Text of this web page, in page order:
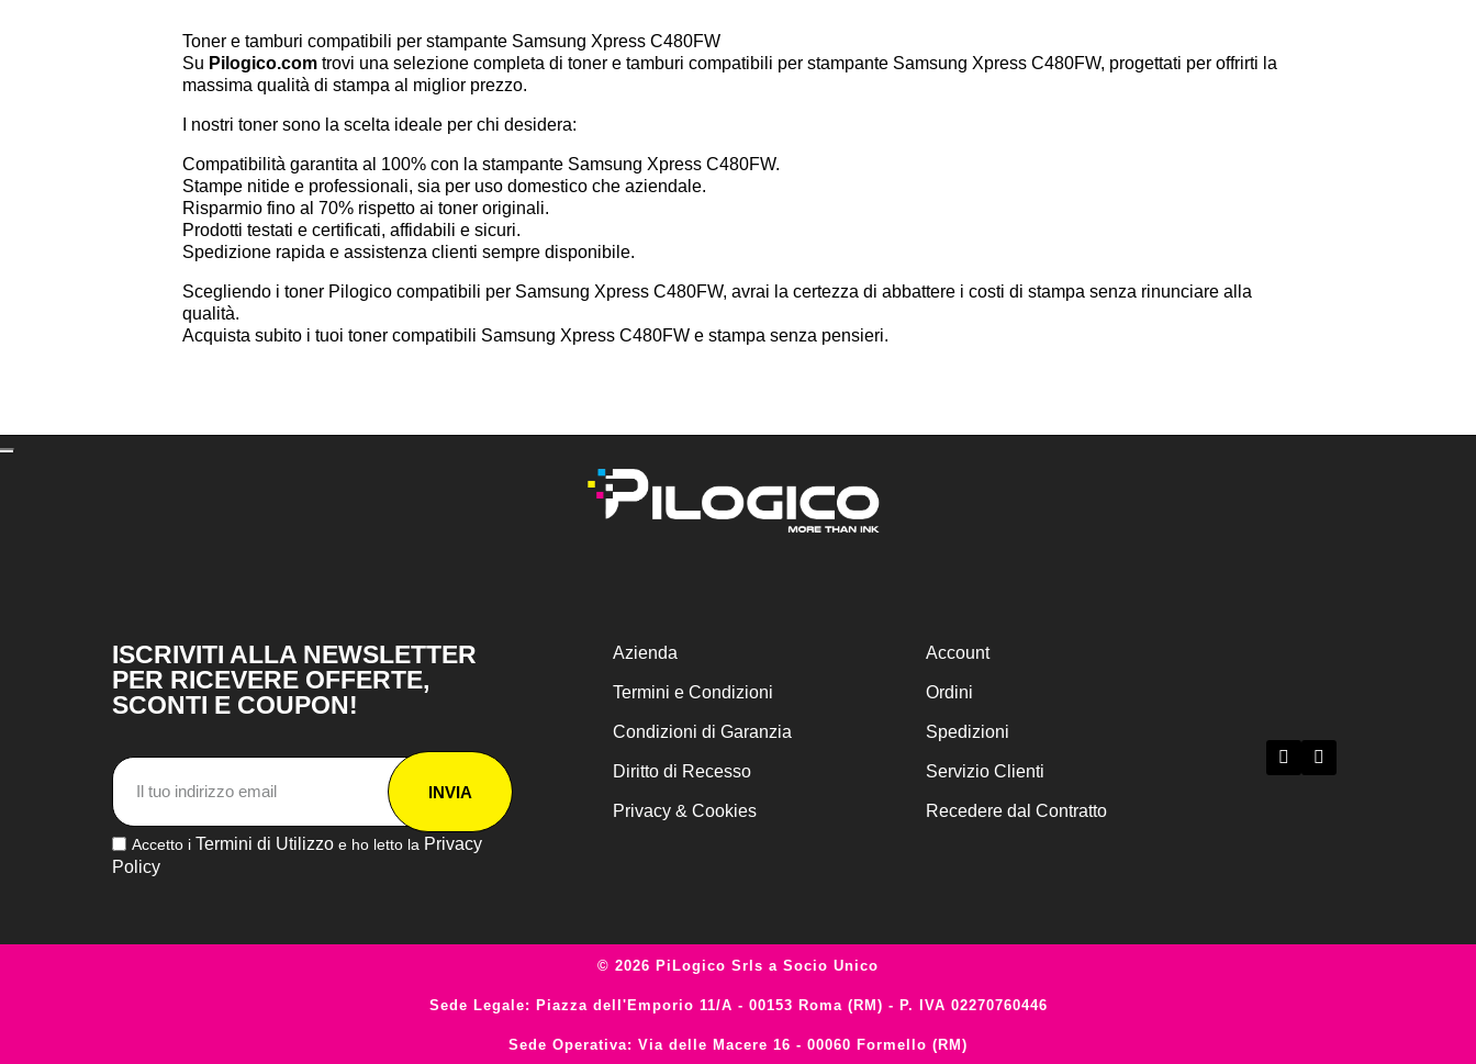
Toner e tamburi compatibili per stampante Samsung Xpress C480FW
Su Pilogico.com trovi una selezione completa di toner e tamburi compatibili per stampante Samsung Xpress C480FW, progettati per offrirti la
massima qualità di stampa al miglior prezzo.
I nostri toner sono la scelta ideale per chi desidera:
Compatibilità garantita al 100% con la stampante Samsung Xpress C480FW.
Stampe nitide e professionali, sia per uso domestico che aziendale.
Risparmio fino al 70% rispetto ai toner originali.
Prodotti testati e certificati, affidabili e sicuri.
Spedizione rapida e assistenza clienti sempre disponibile.
Scegliendo i toner Pilogico compatibili per Samsung Xpress C480FW, avrai la certezza di abbattere i costi di stampa senza rinunciare alla
qualità.
Acquista subito i tuoi toner compatibili Samsung Xpress C480FW e stampa senza pensieri.
ISCRIVITI ALLA NEWSLETTER
PER RICEVERE OFFERTE,
SCONTI E COUPON!
INVIA
Accetto i Termini di Utilizzo e ho letto la Privacy
Policy
Azienda
Termini e Condizioni
Condizioni di Garanzia
Diritto di Recesso
Privacy & Cookies
Account
Ordini
Spedizioni
Servizio Clienti
Recedere dal Contratto
© 2026 PiLogico Srls a Socio Unico
Sede Legale: Piazza dell'Emporio 11/A - 00153 Roma (RM) - P. IVA 02270760446
Sede Operativa: Via delle Macere 16 - 00060 Formello (RM)